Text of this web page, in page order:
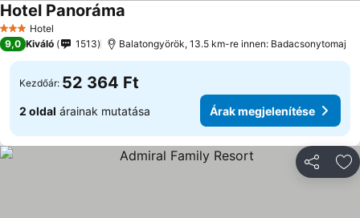
3 Kategória
Hotel
Hotel Panoráma
9,0 Kiváló 1513 Balatongyörök, 13.5 km-re innen: Badacsonytomaj
Kezdőár: 52 364 Ft
2 oldal árainak mutatása Árak megjelenítése